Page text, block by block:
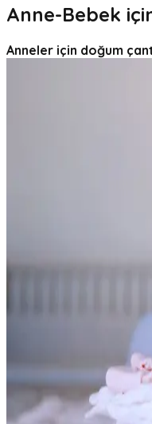
Anne-Bebek
Anneler için doğum